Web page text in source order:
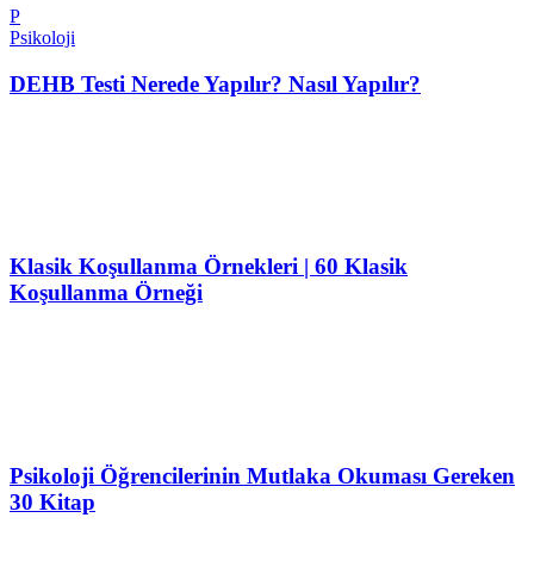
P
Psikoloji
DEHB Testi Nerede Yapılır? Nasıl Yapılır?
Klasik Koşullanma Örnekleri | 60 Klasik
Koşullanma Örneği
Psikoloji Öğrencilerinin Mutlaka Okuması Gereken
30 Kitap